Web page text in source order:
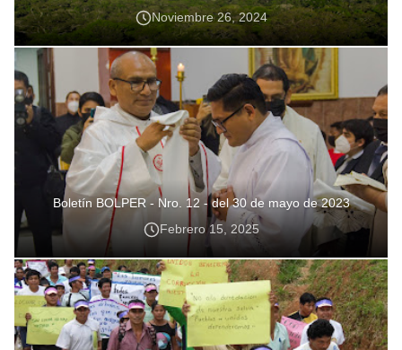
Noviembre 26, 2024
Boletín BOLPER - Nro. 12 - del 30 de mayo de 2023
Febrero 15, 2025